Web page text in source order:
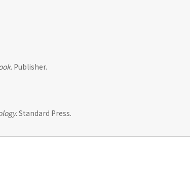
. Publisher.
. Standard Press.